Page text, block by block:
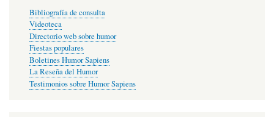
Bibliografía de consulta
Videoteca
Directorio web sobre humor
Fiestas populares
Boletines Humor Sapiens
La Reseña del Humor
Testimonios sobre Humor Sapiens